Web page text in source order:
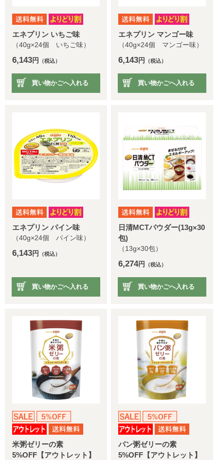
エネプリン いちご味
（40g×24個 いちご味）
6,143 円 （税込）
買い物かごへ入れる
エネプリン マンゴー味
（40g×24個 マンゴー味）
6,143 円 （税込）
買い物かごへ入れる
エネプリン パイン味
（40g×24個 パイン味）
6,143 円 （税込）
買い物かごへ入れる
日清MCTパウダー(13g×30
包)
（13g×30包）
6,274円 （税込）
買い物かごへ入れる
米粥ゼリーの素
5%OFF【アウトレット】
パン粥ゼリーの素
5%OFF【アウトレット】